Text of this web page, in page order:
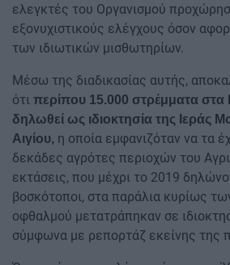
ελεγκτές του Οργανισμού
εξονυχιστικούς ελέγχους όσον
των ιδιωτικών μισθωτηρίων.
Μέσω της διαδικασίας αυτής,
ότι περίπου 15.000 στρέμματα στα
δηλωθεί ως ιδιοκτησία της Ιεράς
Αιγίου, η οποία εμφανιζόταν να τα
δεκάδες αγρότες περιοχών του
εκτάσεις, που μέχρι το 2019
βοσκότοποι, στα παράλια κυρίως
οφθαλμού μετατράπηκαν σε
σύμφωνα με ρεπορτάζ εκείνης της